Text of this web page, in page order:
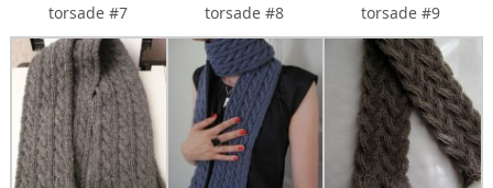
torsade #7
torsade #8
torsade #9